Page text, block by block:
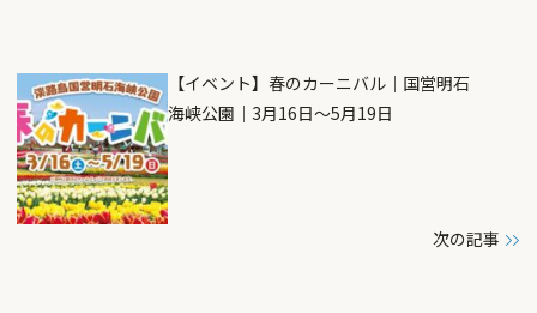
【イベント】春のカーニバル｜国営明石
海峡公園｜3月16日～5月19日
次の記事